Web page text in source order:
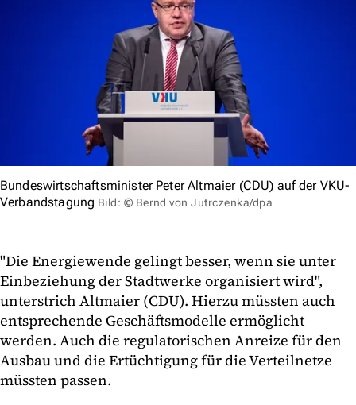
Bundeswirtschaftsminister Peter Altmaier (CDU) auf der VKU-
Verbandstagung Bild: © Bernd von Jutrczenka/dpa
"Die Energiewende gelingt besser, wenn sie unter
Einbeziehung der Stadtwerke organisiert wird",
unterstrich Altmaier (CDU). Hierzu müssten auch
entsprechende Geschäftsmodelle ermöglicht
werden. Auch die regulatorischen Anreize für den
Ausbau und die Ertüchtigung für die Verteilnetze
müssten passen.